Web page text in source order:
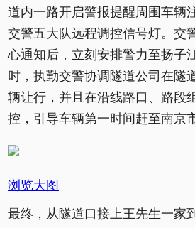
道内一路开启警报提醒周围车辆
交警五大队远程调控信号灯。交
心通知后，立刻安排警力至扬子
时，执勤交警协调隧道公司在隧
辆让行，并且在沿线路口、路段
控，引导车辆第一时间赶至南京
浏览大图
最终，从隧道口接上王先生一家